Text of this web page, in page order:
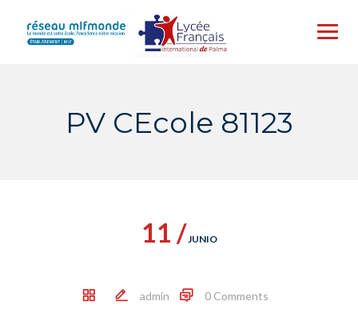
content
PV CEcole 81123
11 /JUNIO
admin 0 Comments